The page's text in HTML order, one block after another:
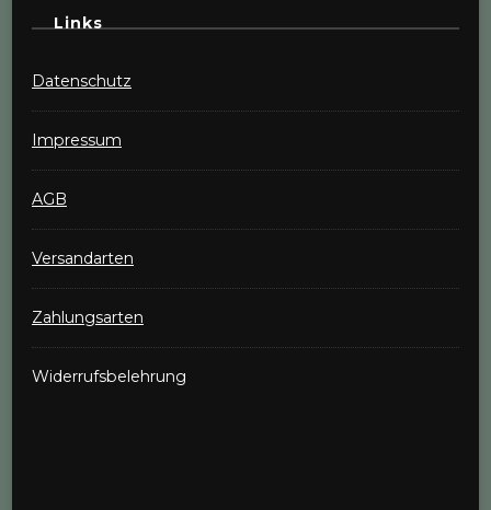
Links
Datenschutz
Impressum
AGB
Versandarten
Zahlungsarten
Widerrufsbelehrung